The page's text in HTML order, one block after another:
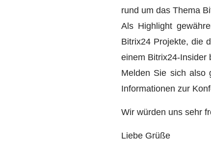
rund um das Thema
Als Highlight
Bitrix24 Projekte, die
einem Bitrix24-Insider
Melden Sie sich also
Informationen zur
Wir würden uns sehr
Liebe Grüße